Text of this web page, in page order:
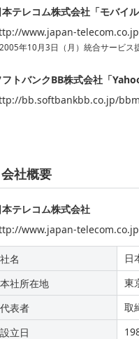
テレコム株式会社「モバイル
www.japan-
年10月3日（月）統合サービス
トバンクBB株式会社「
bb.softbankbb.co.jp/
会社概要
テレコム株式会社
www.japan-
社名
日
本社所在地
東
代表者
取
設立日